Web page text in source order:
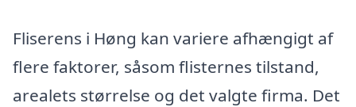
Fliserens i Høng kan variere afhængigt af
flere faktorer, såsom flisternes tilstand,
arealets størrelse og det valgte firma. Det